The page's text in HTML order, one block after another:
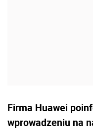
Firma Huawei
wprowadzeniu na